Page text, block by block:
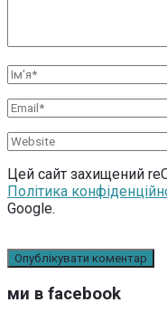
Цей сайт захищений
Політика
Google.
ми в facebook